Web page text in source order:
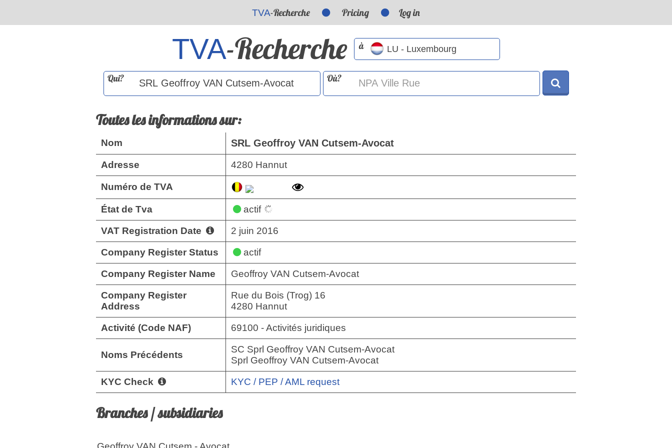
TVA-Recherche Pricing Log in
TVA-Recherche à
Qui? Où?
Toutes les informations sur:
Nom SRL Geoffroy VAN Cutsem-Avocat
Adresse 4280 Hannut
Numéro de TVA
État de Tva actif
VAT Registration Date 2 juin 2016
Company Register Status actif
Company Register Name Geoffroy VAN Cutsem-Avocat
Company Register
Address
Rue du Bois (Trog) 16
4280 Hannut
Activité (Code NAF) 69100 - Activités juridiques
Noms Précédents
SC Sprl Geoffroy VAN Cutsem-Avocat
Sprl Geoffroy VAN Cutsem-Avocat
KYC Check KYC / PEP / AML request
Branches / subsidiaries